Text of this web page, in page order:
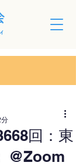
回：東
@Zoom
分